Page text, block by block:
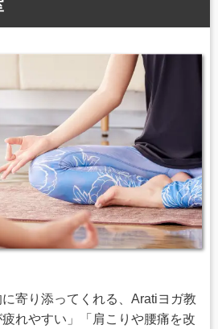
寄り添ってくれる、Aratiヨガ教
れやすい」「肩こりや腰痛を改